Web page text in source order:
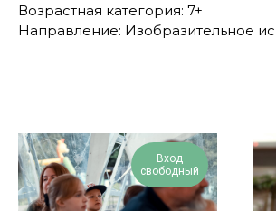
Возрастная категория: 7+
Направление: Изобразительное
Вход
свободный